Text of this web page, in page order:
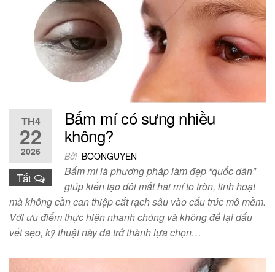
TH4
22
2026
Tắt
Bấm mí có sưng nhiều
không?
Bởi BOONGUYEN
Bấm mí là phương pháp làm đẹp “quốc dân”
giúp kiến tạo đôi mắt hai mí to tròn, linh hoạt
mà không cần can thiệp cắt rạch sâu vào cấu trúc mô mềm.
Với ưu điểm thực hiện nhanh chóng và không để lại dấu
vết sẹo, kỹ thuật này đã trở thành lựa chọn…